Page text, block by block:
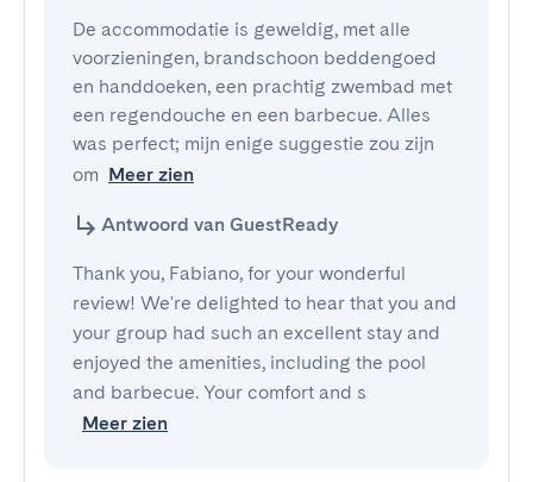
De accommodatie is geweldig, met alle
voorzieningen, brandschoon beddengoed
en handdoeken, een prachtig zwembad met
een regendouche en een barbecue. Alles
was perfect; mijn enige suggestie zou zijn
om Meer zien
Antwoord van GuestReady
Thank you, Fabiano, for your wonderful
review! We're delighted to hear that you and
your group had such an excellent stay and
enjoyed the amenities, including the pool
and barbecue. Your comfort and s
Meer zien